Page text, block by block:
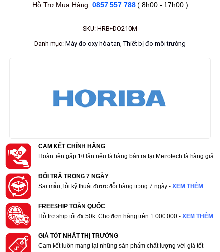
Hỗ Trợ Mua Hàng: 0857 557 788 ( 8h00 - 17h00 )
SKU: HRB+DO210M
Danh mục: Máy đo oxy hòa tan, Thiết bị đo môi trường
CAM KẾT CHÍNH HÃNG
Hoàn tiền gấp 10 lần nếu là hàng bán ra tại Metrotech là hàng giả.
ĐỔI TRẢ TRONG 7 NGÀY
Sai mẫu, lỗi kỹ thuật được đỗi hàng trong 7 ngày - XEM THÊM
FREESHIP TOÀN QUỐC
Hỗ trợ ship tối đa 50k. Cho đơn hàng trên 1.000.000 - XEM THÊM
GIÁ TỐT NHẤT THỊ TRƯỜNG
Cam kết luôn mang lại những sản phẩm chất lượng với giá tốt